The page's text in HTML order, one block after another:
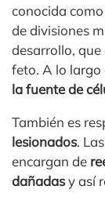
conocida como
de divisiones
desarrollo,
feto. A lo largo
la fuente de
También es
lesionados.
encargan de
dañadasy así